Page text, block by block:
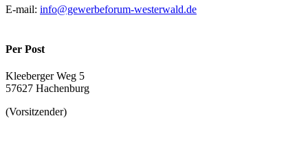
E-mail: info@gewerbeforum-westerwald.de
Per Post
Kleeberger Weg 5
57627 Hachenburg
(Vorsitzender)